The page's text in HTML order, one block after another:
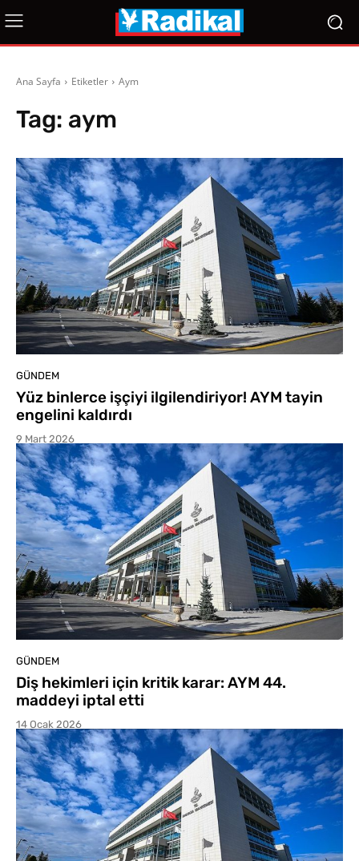
Ana Sayfa Etiketler Aym
Tag: aym
GÜNDEM
Yüz binlerce işçiyi ilgilendiriyor! AYM tayin
engelini kaldırdı
9 Mart 2026
GÜNDEM
Diş hekimleri için kritik karar: AYM 44.
maddeyi iptal etti
14 Ocak 2026